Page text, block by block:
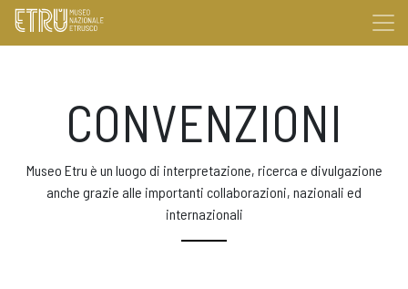
CONVENZIONI
Museo Etru è un luogo di interpretazione, ricerca e divulgazione
anche grazie alle importanti collaborazioni, nazionali ed
internazionali